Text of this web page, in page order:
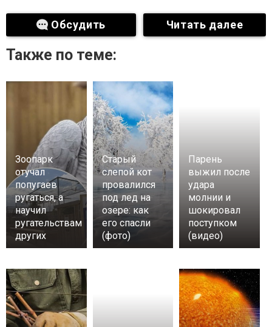
Обсудить Читать далее
Также по теме:
Зоопарк
отучал
попугаев
ругаться, а
научил
ругательствам
других
Старый
слепой кот
провалился
под лед на
озере: как
его спасли
(фото)
Парень
выжил после
удара
молнии и
шокировал
поступком
(видео)